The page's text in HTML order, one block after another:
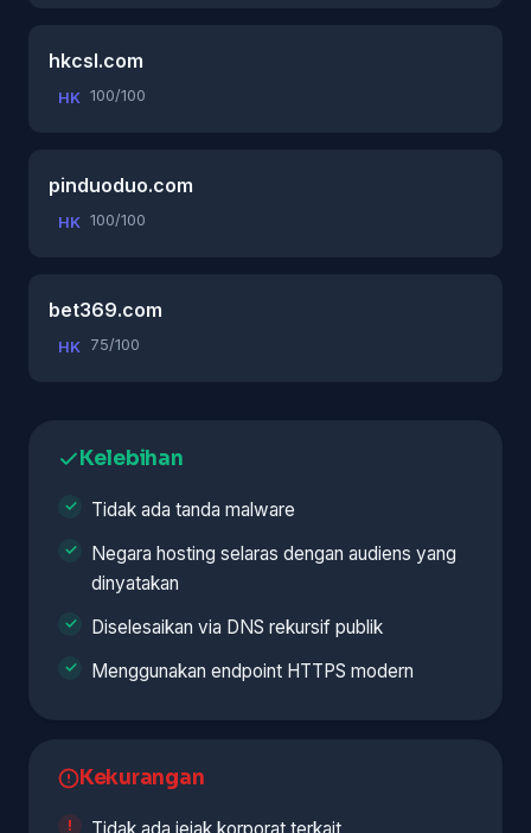
hkcsl.com
HK 100/100
pinduoduo.com
HK 100/100
bet369.com
HK 75/100
Kelebihan
Tidak ada tanda malware
Negara hosting selaras dengan audiens yang
dinyatakan
Diselesaikan via DNS rekursif publik
Menggunakan endpoint HTTPS modern
Kekurangan
Tidak ada jejak korporat terkait